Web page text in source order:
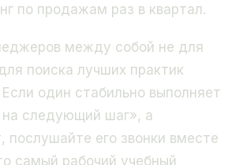
по продажам раз в квартал.
между собой не для
поиска лучших практик
один стабильно выполняет
на следующий шаг», а
послушайте его звонки вместе
самый рабочий учебный